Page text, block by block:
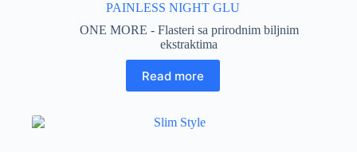
PAINLESS NIGHT GLU
ONE MORE - Flasteri sa prirodnim biljnim
ekstraktima
Read more